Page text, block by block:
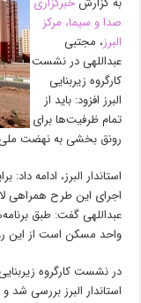
صدا و سیما، مرکز
البرز، مجتبی
عبداللهی در نشست
کارگروه زیربنایی
البرز افزود: باید از
تمام ظرفیت‌ها برای
رونق بخشی به نهضت
استاندار البرز، ادامه
اجرای این طرح همراهی
واحد مسکن است از این
استاندار البرز بررسی